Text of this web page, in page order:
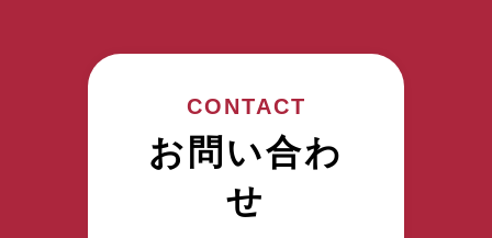
CONTACT
お問い合わ
せ